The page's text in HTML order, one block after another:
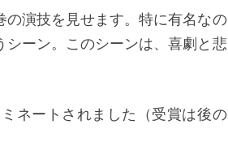
演技を見せます。特に有名なの
ーン。このシーンは、喜劇と悲
ネートされました（受賞は後の